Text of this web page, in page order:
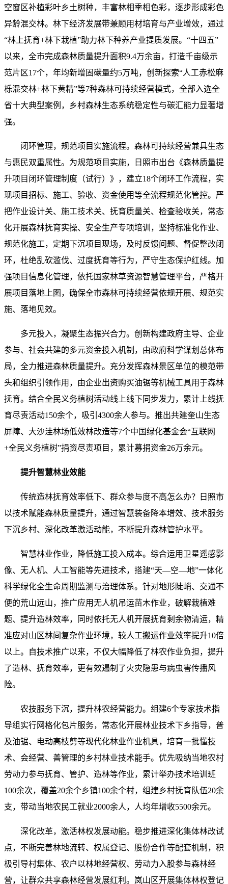
空窗区补植彩叶乡土树种，丰富林相季相色彩，逐步形成彩色
异龄混交林。林下经济发展带兼顾用材培育与产业增效，通过
“林上抚育+林下栽植”助力林下种养产业提质发展。“十四五”
以来，全市完成森林质量提升面积9.4万余亩，打造千亩级示
范片区17个，年均新增固碳量约5万吨，创新探索“人工赤松麻
栎混交林+林下黄精”等7种森林可持续经营模式，全部入选全
省十大典型案例，乡村森林生态系统稳定性与碳汇能力显著增
强。
闭环管理，规范项目实施流程。森林可持续经营兼具生态
与惠民双重属性。为规范项目实施，日照市出台《森林质量提
升项目闭环管理制度（试行）》，建立18个闭环工作流程，实
现项目招标、施工、验收、资金使用等全流程规范化管控。严
把作业设计关、施工技术关、抚育质量关、检查验收关，常态
化开展森林抚育实操、安全生产专项培训，坚持标准化作业、
规范化施工，定期下沉项目现场，及时反馈问题、督促整改闭
环，杜绝乱砍滥伐、过度抚育等行为，严守生态保护红线。加
强项目信息化管理，依托国家林草资源智慧管理平台，严格开
展项目落地上图，确保全市森林可持续经营依规开展、规范实
施、落地见效。
多元投入，凝聚生态振兴合力。创新构建政府主导、企业
参与、社会共建的多元资金投入机制，由政府科学谋划总体布
局，全力推进森林质量提升。充分发挥森林景区单位的模范带
头和组织引领作用，由企业出资购买油锯等机械工具用于森林
抚育。结合全民义务植树活动线上线下同步发力，累计上线抚
育尽责活动150余个，吸引4300余人参与。推出共建奎山生态
屏障、大沙洼林场低效林改造等7个中国绿化基金会“互联网
+全民义务植树”捐资尽责项目，累计募捐资金26万余元。
提升智慧林业效能
传统造林抚育效率低下、群众参与度不高怎么办？日照市
以技术赋能森林质量提升，通过智慧装备降本增效、技术服务
下沉乡村、深化改革激活动能，不断提升森林管护水平。
智慧林业作业，降低施工投入成本。综合运用卫星遥感影
像、无人机、人工智能等先进技术，搭建“天—空—地”一体化
科学绿化全生命周期监测与治理体系。针对地形陡峭、交通不
便的荒山远山，推广应用无人机吊运苗木作业，破解栽植难
题、提升造林效率，同时依托无人机开展抚育剩余物清运，精
准应对山区林间复杂作业环境，较人工搬运作业效率提升10倍
以上。自技术推广以来，不仅大幅降低了林农作业负担，提升
了造林、抚育效率，更有效遏制了火灾隐患与病虫害传播风
险。
农技服务下沉，提升林农经营能力。组建6个专家技术指
导组实行网格化包片服务，常态化开展林业技术下乡指导，普
及油锯、电动高枝剪等现代化林业作业机具，培育一批懂技
术、会经营、善管理的乡村林业技术能手。优先吸纳当地农村
劳动力参与抚育、管护、造林等作业，累计举办技术培训班
100余次，覆盖20余个乡镇100余个村，组建乡村抚育队伍20余
支，带动当地农民工就业2000余人，人均年增收5500余元。
深化改革，激活林权发展动能。稳步推进深化集体林改试
点，不断完善林地流转、权属登记、股份合作等配套机制，积
极引导村集体、农户以林地经营权、劳动力入股参与森林经
营，让群众共享森林经营发展红利。岚山区开展集体林权登记